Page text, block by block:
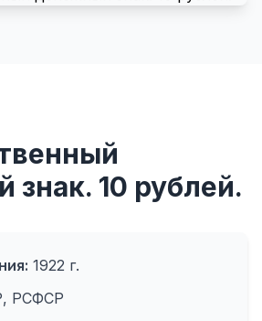
знак. 10 рублей.
1922 г.
РСФСР